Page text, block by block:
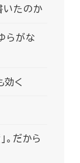
いたのか
らがな
効く
。だから